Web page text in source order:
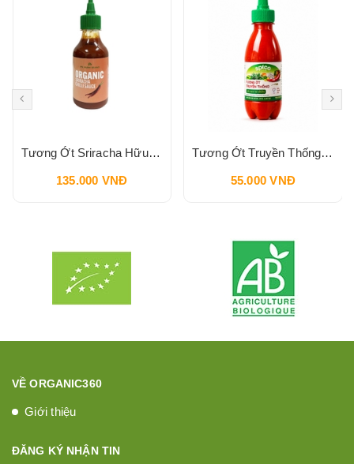
Tương Ớt Sriracha Hữu Cơ Pbfarm 230g
135.000 VNĐ
Tương Ớt Truyền Thống SPICO Sriracha Chilli Sauce 240g
55.000 VNĐ
VỀ ORGANIC360
Giới thiệu
ĐĂNG KÝ NHẬN TIN